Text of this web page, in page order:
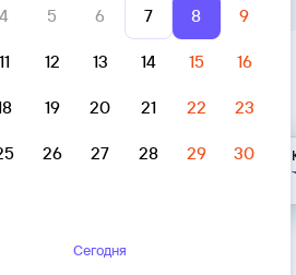
Симферополь
точное расписание
4 5 6 7 8 9
11 12 13 14 15 16
19 20 21 22 23
26 27 28 29 30
Сегодня